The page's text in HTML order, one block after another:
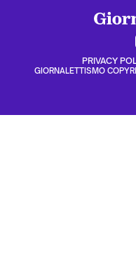
PRIVACY
GIORNALETTISMO